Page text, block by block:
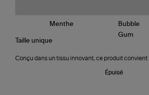
Taille unique
Conçu dans un tissu innovant, ce produit convient
Épuisé